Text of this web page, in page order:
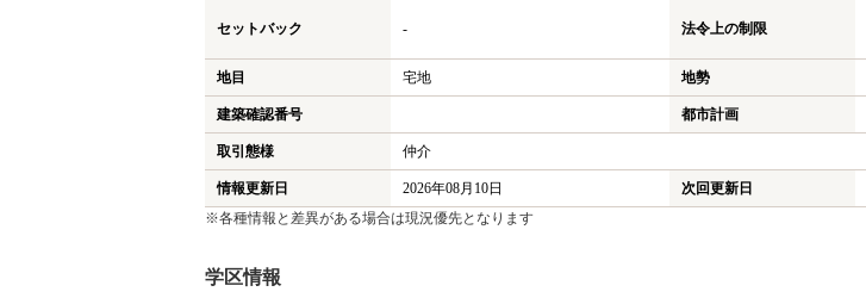
セットバック - 法令上の制限
地目 宅地 地勢
建築確認番号 都市計画
取引態様 仲介
情報更新日 2026年08月10日 次回更新日
※各種情報と差異がある場合は現況優先となります
学区情報